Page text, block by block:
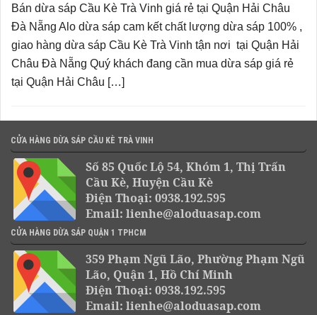
Bán dừa sáp Cầu Kè Trà Vinh giá rẻ tại Quận Hải Châu
Đà Nẵng Alo dừa sáp cam kết chất lượng dừa sáp 100% ,
giao hàng dừa sáp Cầu Kè Trà Vinh tận nơi tại Quận Hải
Châu Đà Nẵng Quý khách đang cần mua dừa sáp giá rẻ
tại Quận Hải Châu […]
CỬA HÀNG DỪA SÁP CẦU KÈ TRÀ VINH
Số 85 Quốc Lộ 54, Khóm 1, Thị Trấn
Cầu Kè, Huyện Cầu Kè
Điện Thoại: 0938.192.595
Email: lienhe@aloduasap.com
CỬA HÀNG DỪA SÁP QUẬN 1 TPHCM
359 Phạm Ngũ Lão, Phường Phạm Ngũ
Lão, Quận 1, Hồ Chí Minh
Điện Thoại: 0938.192.595
Email: lienhe@aloduasap.com